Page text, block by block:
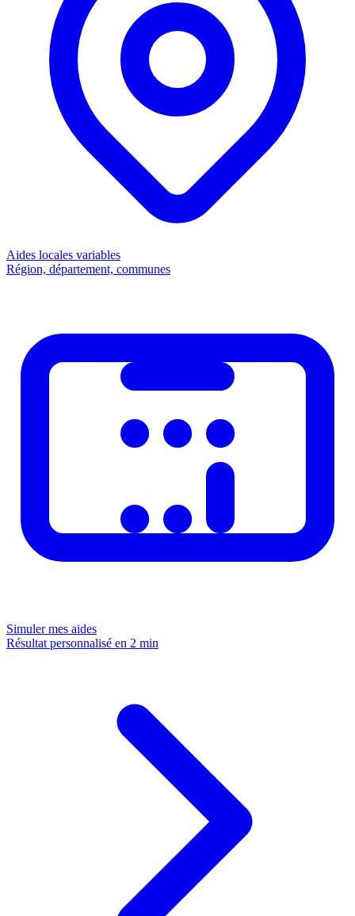
Aides locales variables
Région, département, communes
Simuler mes aides
Résultat personnalisé en 2 min